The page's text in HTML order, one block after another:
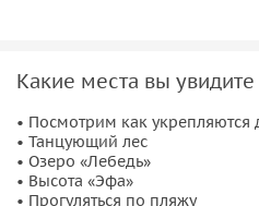
Какие места вы увидите
• Посмотрим как
• Танцующий лес
• Озеро «Лебедь»
• Высота «Эфа»
• Прогуляться по пляжу